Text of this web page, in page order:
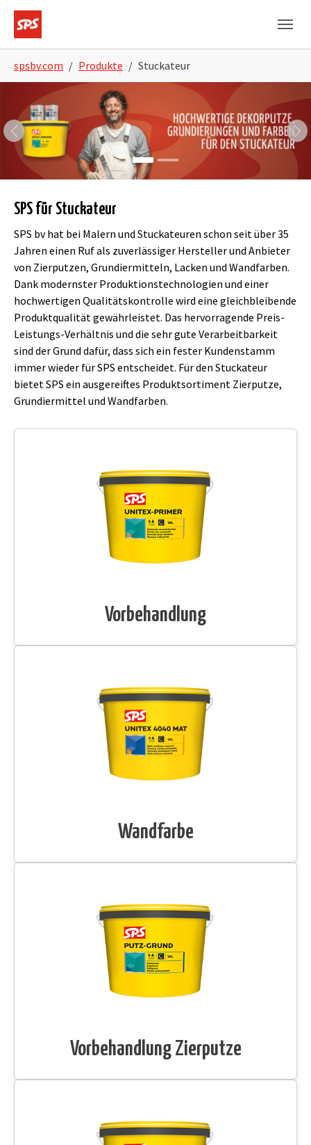
Skip to main navigation
Skip to main content
Skip to page footer
spsbv.com Produkte Stuckateur
Previous
SPS für Stuckateur
SPS bv hat bei Malern und Stuckateuren schon seit über 35
Jahren einen Ruf als zuverlässiger Hersteller und Anbieter
von Zierputzen, Grundiermitteln, Lacken und Wandfarben.
Dank modernster Produktionstechnologien und einer
hochwertigen Qualitätskontrolle wird eine gleichbleibende
Produktqualität gewährleistet. Das hervorragende Preis-
Leistungs-Verhältnis und die sehr gute Verarbeitbarkeit
sind der Grund dafür, dass sich ein fester Kundenstamm
immer wieder für SPS entscheidet. Für den Stuckateur
bietet SPS ein ausgereiftes Produktsortiment Zierputze,
Grundiermittel und Wandfarben.
Vorbehandlung
Wandfarbe
Vorbehandlung Zierputze